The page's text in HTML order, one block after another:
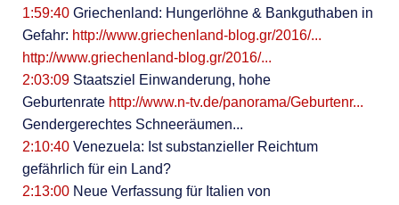
1:59:40Griechenland: Hungerlöhne & Bankguthaben in
Gefahr: http://www.griechenland-blog.gr/2016/...
http://www.griechenland-blog.gr/2016/...
2:03:09Staatsziel Einwanderung, hohe
Geburtenrate http://www.n-tv.de/panorama/Geburtenr...
Gendergerechtes Schneeräumen...
2:10:40Venezuela: Ist substanzieller Reichtum
gefährlich für ein Land?
2:13:00Neue Verfassung für Italien von